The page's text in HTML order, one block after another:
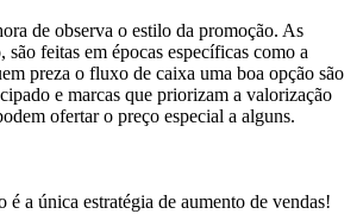
de observa o estilo da promoção. As
são feitas em épocas específicas como a
preza o fluxo de caixa uma boa opção são
e marcas que priorizam a valorização
ofertar o preço especial a alguns.
é a única estratégia de aumento de vendas!